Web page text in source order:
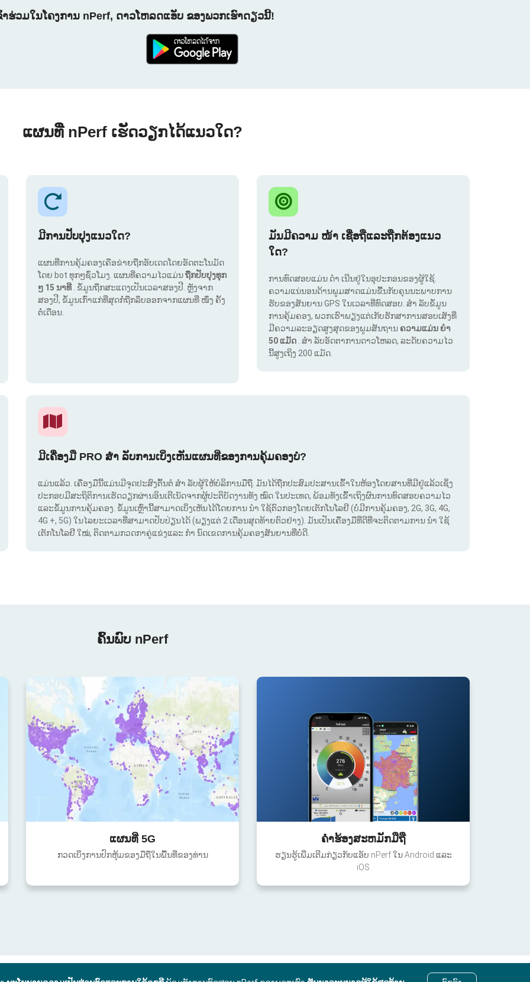
າຮ່ວມໃນໂຄງການ nPerf, ດາວໂຫລດແອັບ ຂອງພວກເຮົາດຽວນີ້!
ແຜນທີ່ nPerf ເຮັດວຽກໄດ້ແນວໃດ?
ມີການປັບປຸງແນວໃດ?
ແຜນທີ່ການຄຸ້ມຄອງເຄືອຂ່າຍຖືກອັບເດດໂດຍອັດຕະໂນມັດ
ໂດຍ bot ທຸກໆຊົ່ວໂມງ. ແຜນທີ່ຄວາມໄວແມ່ນຖືກປັບປຸງທຸກ
ໆ 15 ນາທີ . ຂໍ້ມູນຖືກສະແດງເປັນເວລາສອງປີ. ຫຼັງຈາກ
ສອງປີ, ຂໍ້ມູນເກົ່າແກ່ທີ່ສຸດກໍ່ຖືກລຶບອອກຈາກແຜນທີ່ ໜຶ່ງ ຄັ້ງ
ຕໍ່ເດືອນ.
ມັນມີຄວາມ ໜ້າ ເຊື່ອຖືແລະຖືກຕ້ອງແນວ
ໃດ?
ການທົດສອບແມ່ນ ດຳ ເນີນຢູ່ໃນອຸປະກອນຂອງຜູ້ໃຊ້.
ຄວາມແນ່ນອນດ້ານພູມສາດແມ່ນຂື້ນກັບຄຸນນະພາບການ
ຮັບຂອງສັນຍານ GPS ໃນເວລາທີ່ທົດສອບ. ສຳ ລັບຂໍ້ມູນ
ການຄຸ້ມຄອງ, ພວກເຮົາພຽງແຕ່ເກັບຮັກສາການສອບເສັງທີ່
ມີຄວາມລະອຽດສູງສຸດຂອງພູມສັນຖານ ຄວາມແມ່ນ ຍຳ
50 ແມັດ . ສຳ ລັບອັດຕາການດາວໂຫລດ, ລະດັບຄວາມໄວ
ນີ້ສູງເຖິງ 200 ແມັດ.
ມີເຄື່ອງມື PRO ສຳ ລັບການເບິ່ງເຫັນແຜນທີ່ຂອງການຄຸ້ມຄອງບໍ?
ແມ່ນແລ້ວ. ເຄື່ອງມືນີ້ແມ່ນມີຈຸດປະສົງຕົ້ນຕໍ ສຳ ລັບຜູ້ໃຫ້ບໍລິການມືຖື. ມັນໄດ້ຖືກປະສົມປະສານເຂົ້າໃນຫ້ອງໂດຍສານທີ່ມີຢູ່ແລ້ວເຊິ່ງ
ປະກອບມີສະຖິຕິການເຮັດວຽກຜ່ານອິນເຕີເນັດຈາກຜູ້ປະຕິບັດງານທັງ ໝົດ ໃນປະເທດ, ພ້ອມທັງເຂົ້າເຖິງຜົນການທົດສອບຄວາມໄວ
ແລະຂໍ້ມູນການຄຸ້ມຄອງ. ຂໍ້ມູນເຫຼົ່ານີ້ສາມາດເບິ່ງເຫັນໄດ້ໂດຍການ ນຳ ໃຊ້ຕົວກອງໂດຍເຕັກໂນໂລຢີ (ບໍ່ມີການຄຸ້ມຄອງ, 2G, 3G, 4G,
4G +, 5G) ໃນໄລຍະເວລາທີ່ສາມາດປັບປ່ຽນໄດ້ (ພຽງແຕ່ 2 ເດືອນສຸດທ້າຍຕົວຢ່າງ). ມັນເປັນເຄື່ອງມືທີ່ດີທີ່ຈະຕິດຕາມການ ນຳ ໃຊ້
ເຕັກໂນໂລຢີ ໃໝ່, ຕິດຕາມກວດກາຄູ່ແຂ່ງແລະ ກຳ ນົດເຂດການຄຸ້ມຄອງສັນຍານທີ່ບໍ່ດີ.
ຄົ້ນພົບ nPerf
ແຜນທີ່ 5G
ກວດເບິ່ງການປົກຫຸ້ມຂອງມືຖືໃນພື້ນທີ່ຂອງທ່ານ
ຄໍາຮ້ອງສະຫມັກມືຖື
ຮຽນຮູ້ເພີ່ມເຕີມກ່ຽວກັບແອັບ nPerf ໃນ Android ແລະ
iOS